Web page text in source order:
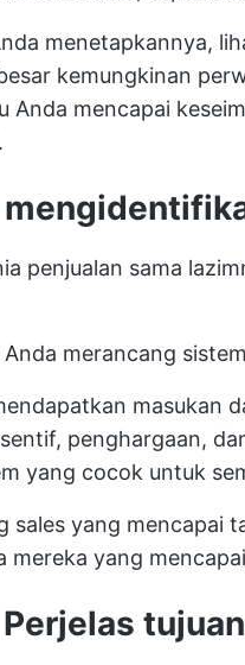
menetapkannya,
kemungkinan
Anda mencapai
penjualan sama
merancang
masukan
penghargaan,
yang cocok untuk
sales yang mencapai
mereka yang